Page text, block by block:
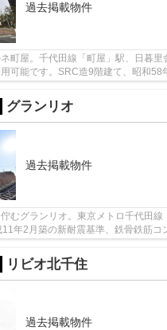
過去掲載物件
町屋。千代田線「町屋」駅、日暮里
用可能です。SRC造9階建て、昭和58
グランリオ
過去掲載物件
むグランリオ。東京メトロ千代田線
年2月築の新耐震基準、鉄骨鉄筋コ
リビオ北千住
過去掲載物件